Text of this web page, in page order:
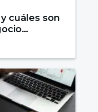
cuáles son